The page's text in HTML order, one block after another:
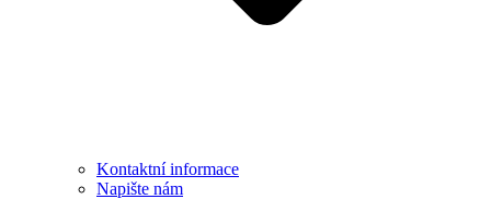
Kontaktní informace
Napište nám